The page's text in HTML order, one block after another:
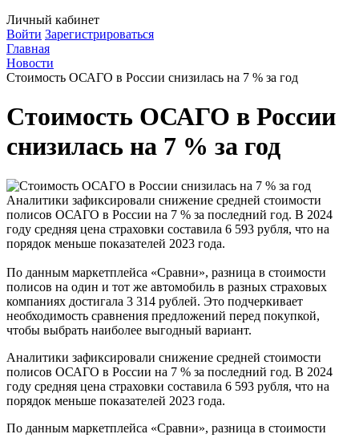
Личный кабинет
Войти Зарегистрироваться
Главная
Новости
Стоимость ОСАГО в России снизилась на 7 % за год
Стоимость ОСАГО в России
снизилась на 7 % за год
Аналитики зафиксировали снижение средней стоимости
полисов ОСАГО в России на 7 % за последний год. В 2024
году средняя цена страховки составила 6 593 рубля, что на
порядок меньше показателей 2023 года.
По данным маркетплейса «Сравни», разница в стоимости
полисов на один и тот же автомобиль в разных страховых
компаниях достигала 3 314 рублей. Это подчеркивает
необходимость сравнения предложений перед покупкой,
чтобы выбрать наиболее выгодный вариант.
Аналитики зафиксировали снижение средней стоимости
полисов ОСАГО в России на 7 % за последний год. В 2024
году средняя цена страховки составила 6 593 рубля, что на
порядок меньше показателей 2023 года.
По данным маркетплейса «Сравни», разница в стоимости